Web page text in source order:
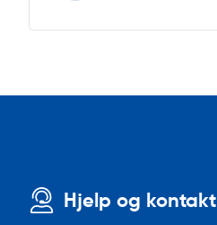
Hjelp og kontakt